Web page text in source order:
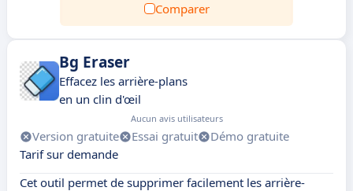
Comparer
Bg Eraser
Effacez les arrière-plans
en un clin d'œil
Aucun avis utilisateurs
Version gratuite Essai gratuit
Démo gratuite
Tarif sur demande
Cet outil permet de supprimer facilement les arrière-